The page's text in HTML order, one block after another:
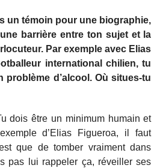
un témoin pour une biographie,
barrière entre ton sujet et la
Par exemple avec Elias
international chilien, tu
problème d’alcool. Où situes-tu
dois être un minimum humain et
d’Elias Figueroa, il faut
que de tomber vraiment dans
pas lui rappeler ça, réveiller ses